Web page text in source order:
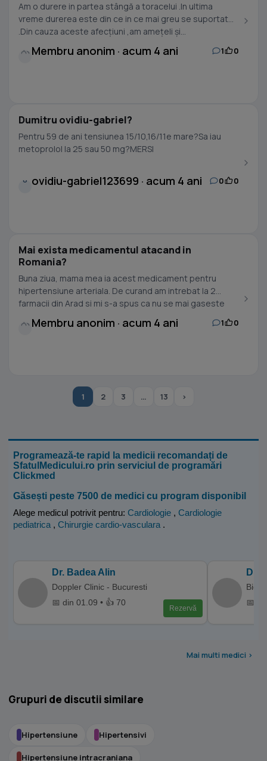
Am o durere in partea stângă a toracelui .In ultima
vreme durerea este din ce in ce mai greu se suportat
.Din cauza aceste afecțiuni ,am amețeli și...
Membru anonim · acum 4 ani 1 0
Dumitru ovidiu-gabriel?
Pentru 59 de ani tensiunea 15/10,16/11e mare?Sa iau
metoprolol la 25 sau 50 mg?MERSI
O ovidiu-gabriel123699 · acum 4 ani 0 0
Mai exista medicamentul atacand in
Romania?
Buna ziua, mama mea ia acest medicament pentru
hipertensiune arteriala. De curand am intrebat la 2
farmacii din Arad si mi s-a spus ca nu se mai gaseste
Membru anonim · acum 4 ani 1 0
1 2 3 … 13 ›
Programează-te rapid la medicii recomandați de
SfatulMedicului.ro prin serviciul de programări
Clickmed
Găsești peste 7500 de medici cu program disponibil
Alege medicul potrivit pentru: Cardiologie , Cardiologie
pediatrica , Chirurgie cardio-vasculara .
Dr. Badea Alin
Doppler Clinic - Bucuresti
📅 din 01.09 • 👍 70
Rezervă
Dr.
Bio
📅
Mai multi medici >
Grupuri de discutii similare
Hipertensiune Hipertensivi
Hipertensiune intracraniana